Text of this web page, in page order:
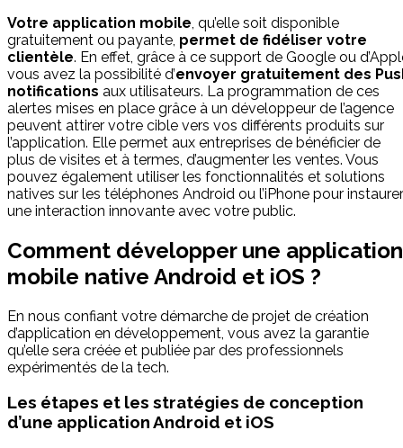
Votre application mobile, qu’elle soit disponible
gratuitement ou payante, permet de fidéliser votre
clientèle. En effet, grâce à ce support de Google ou
vous avez la possibilité d’envoyer gratuitement des
notifications aux utilisateurs. La programmation de ces
alertes mises en place grâce à un développeur de l’agence
peuvent attirer votre cible vers vos différents produits sur
l’application. Elle permet aux entreprises de bénéficier de
plus de visites et à termes, d’augmenter les ventes. Vous
pouvez également utiliser les fonctionnalités et solutions
natives sur les téléphones Android ou l’iPhone pour instaurer
une interaction innovante avec votre public.
Comment développer une application
mobile native Android et iOS ?
En nous confiant votre démarche de projet de création
d’application en développement, vous avez la garantie
qu’elle sera créée et publiée par des professionnels
expérimentés de la tech.
Les étapes et les stratégies de conception
d’une application Android et iOS